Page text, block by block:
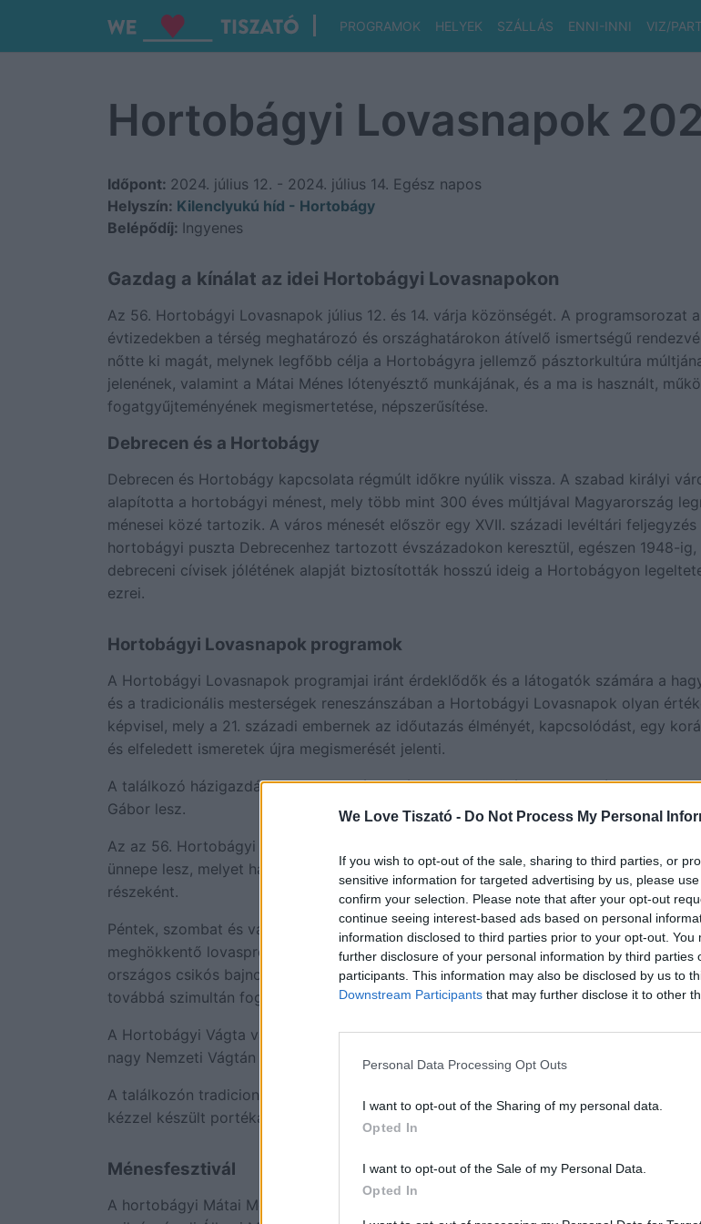
We Love Tiszató - Do Not Process My Personal
If you wish to opt-out of the sale, sharing to third parties, or
sensitive information for targeted advertising by us, please
confirm your selection. Please note that after your opt-out
continue seeing interest-based ads based on personal
information disclosed to third parties prior to your opt-out.
further disclosure of your personal information by third parties
participants. This information may also be disclosed by us to
Downstream Participants that may further disclose it to other
Personal Data Processing Opt Outs
I want to opt-out of the Sharing of my personal data.
Opted In
I want to opt-out of the Sale of my Personal Data.
Opted In
PROGRAMOK HELYEK SZÁLLÁS ENNI-INNI VIZ/PART
Hortobágyi Lovasnapok
Időpont: 2024. július 12. - 2024. július 14. Egész napos
Helyszín: Kilenclyukú híd - Hortobágy
Belépődíj: Ingyenes
Gazdag a kínálat az idei Hortobágyi Lovasnapokon
Az 56. Hortobágyi Lovasnapok július 12. és 14. várja közönségét. A programsorozat
évtizedekben a térség meghatározó és országhatárokon átívelő ismertségű
nőtte ki magát, melynek legfőbb célja a Hortobágyra jellemző pásztorkultúra
jelenének, valamint a Mátai Ménes lótenyésztő munkájának, és a ma is használt,
fogatgyűjteményének megismertetése, népszerűsítése.
Debrecen és a Hortobágy
Debrecen és Hortobágy kapcsolata régmúlt időkre nyúlik vissza. A szabad királyi
alapította a hortobágyi ménest, mely több mint 300 éves múltjával Magyarország
ménesei közé tartozik. A város ménesét először egy XVII. századi levéltári feljegyzés
hortobágyi puszta Debrecenhez tartozott évszázadokon keresztül, egészen 1948-ig,
debreceni cívisek jólétének alapját biztosították hosszú ideig a Hortobágyon
ezrei.
Hortobágyi Lovasnapok programok
A Hortobágyi Lovasnapok programjai iránt érdeklődők és a látogatók számára a
és a tradicionális mesterségek reneszánszában a Hortobágyi Lovasnapok olyan
képvisel, mely a 21. századi embernek az időutazás élményét, kapcsolódást, egy
és elfeledett ismeretek újra megismerését jelenti.
A találkozó házigazdája szombaton és vasárnap az előző évhez hasonlóan Gundel
Gábor lesz.
Az az 56. Hortobágyi Lovasnapok központi témája a Ménesfesztivál – a magyar
ünnepe lesz, melyet hagyományteremtő céllal, első alkalommal rendeznek meg a
részeként.
Péntek, szombat és vasárnap 12 órától estébe nyúlóan szemet gyönyörködtető és
meghökkentő lovasprogramok, bemutatók várják a látogatókat. Lesz díjugrató
országos csikós bajnokság, kombinált fogathajtó verseny, 3v3 fogathajtó
továbbá szimultán fogathajtó verseny.
A Hortobágyi Vágta vasárnap várja a látogatókat: a regionális selejtező futam
nagy Nemzeti Vágtán mérhetik össze tudásukat.
A találkozón tradicionális pásztorételeket is kóstolhatnak, míg a kézműves vásáron
kézzel készült portékákból válogathatnak a látogatóknak.
Ménesfesztivál
A hortobágyi Mátai Ménes mellet további három állami ménes is jelen lesz a